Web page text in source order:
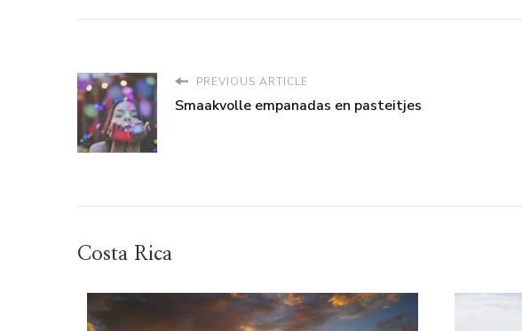
PREVIOUS ARTICLE
Smaakvolle empanadas en pasteitjes
Costa Rica